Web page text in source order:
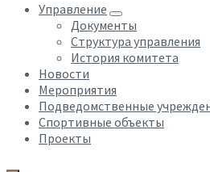
Управление
Документы
Структура управления
История комитета
Новости
Мероприятия
Подведомственные
Спортивные объекты
Проекты